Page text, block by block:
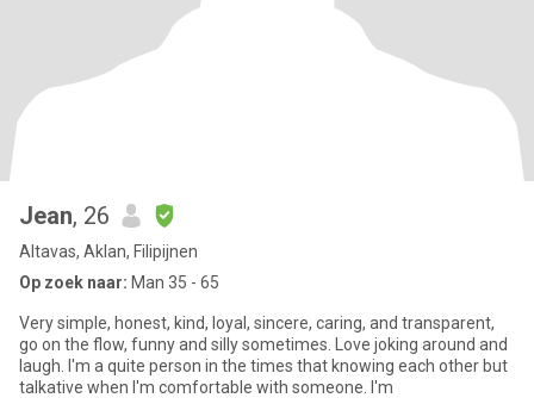
Jean, 26
Altavas, Aklan, Filipijnen
Op zoek naar: Man 35 - 65
Very simple, honest, kind, loyal, sincere, caring, and transparent,
go on the flow, funny and silly sometimes. Love joking around and
laugh. I'm a quite person in the times that knowing each other but
talkative when I'm comfortable with someone. I'm